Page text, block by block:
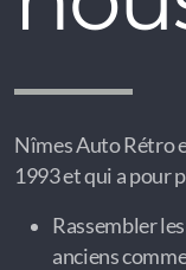
Nîmes Auto Rétro
1993 et qui a pour
Rassembler
anciens